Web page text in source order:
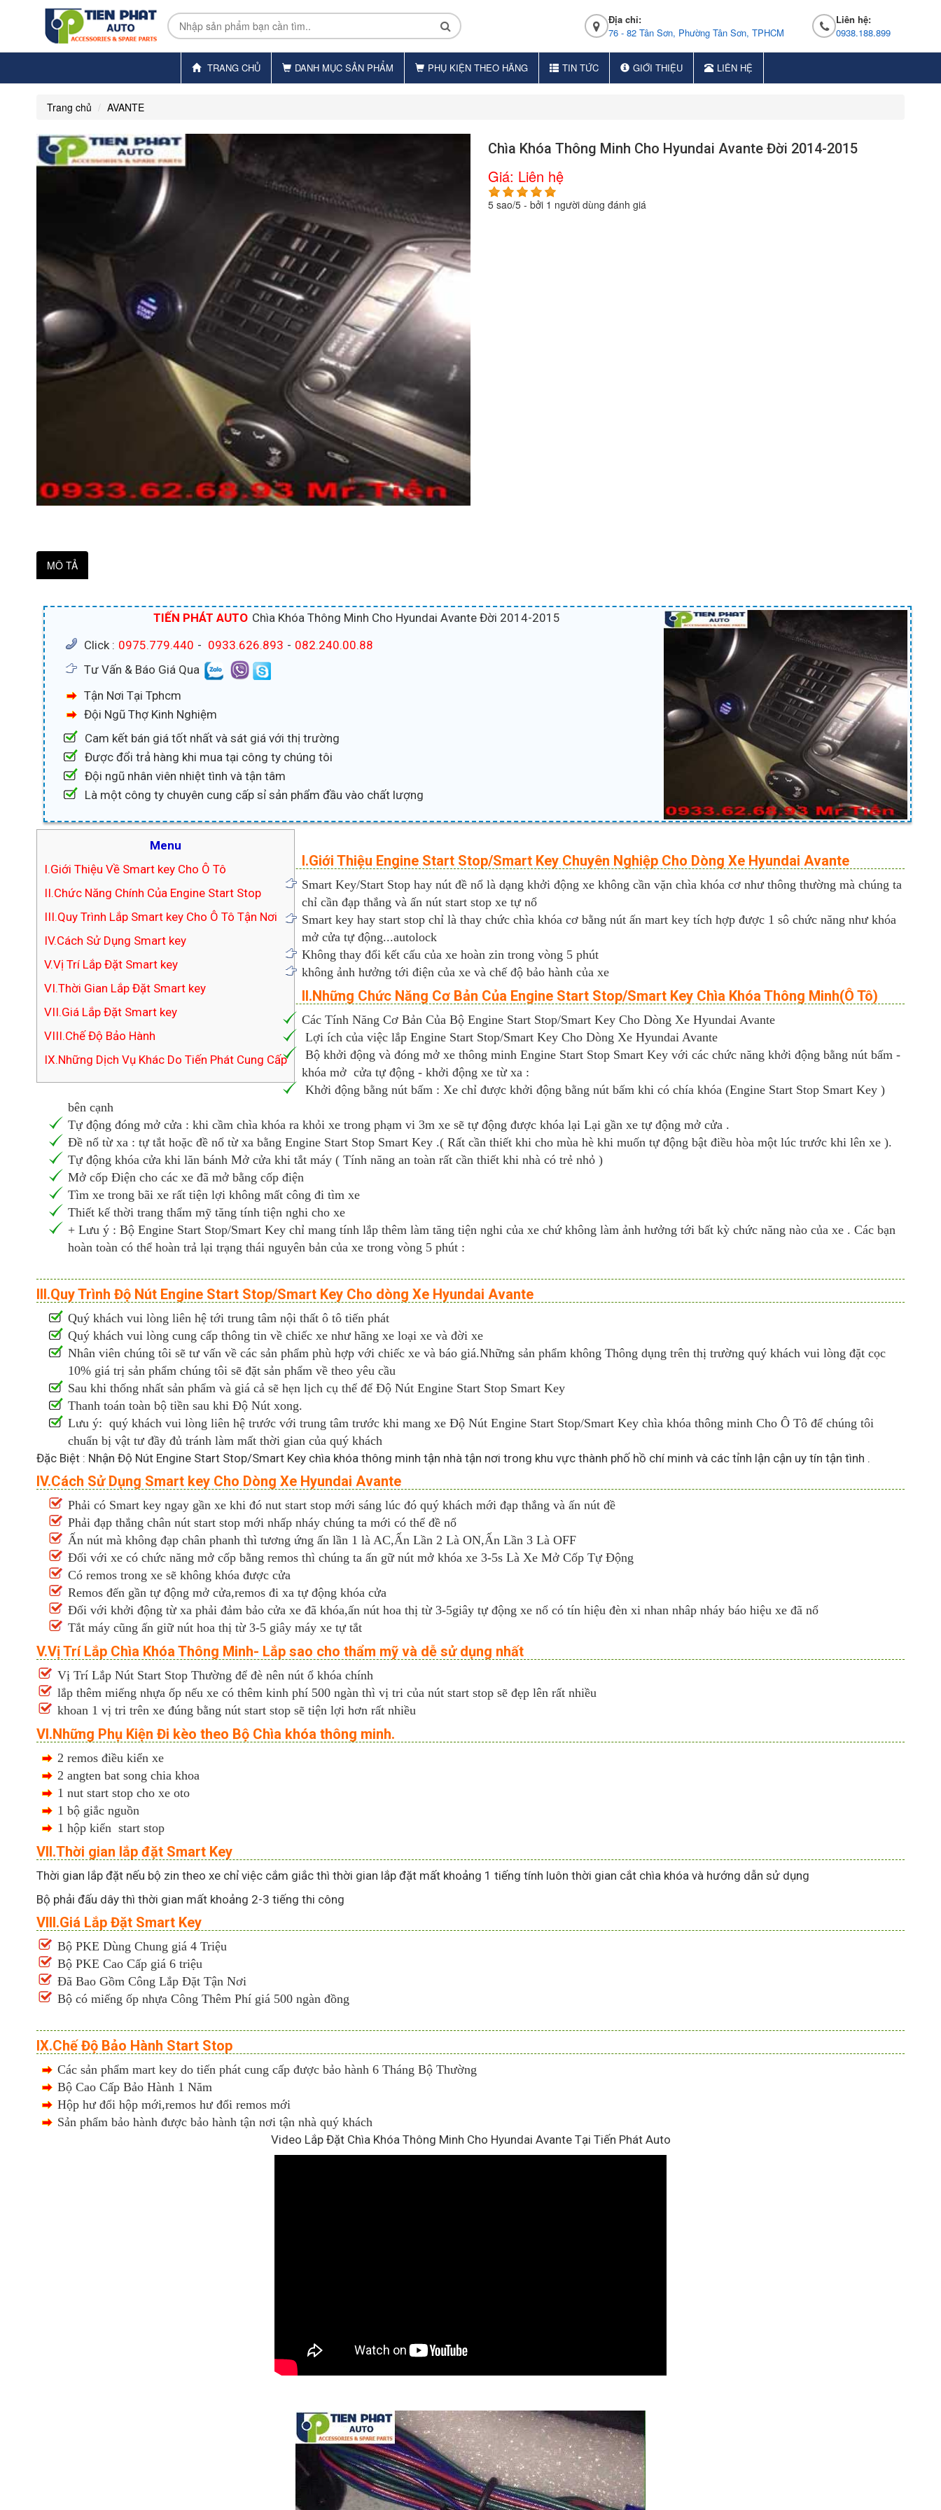
Địa chỉ:
76 - 82 Tân Sơn, Phường Tân Sơn, TPHCM
Liên hệ:
0938.188.899
TRANG CHỦ DANH MỤC SẢN PHẨM PHỤ KIỆN THEO HÃNG TIN TỨC GIỚI THIỆU LIÊN HỆ
Trang chủ AVANTE
Chìa Khóa Thông Minh Cho Hyundai Avante Đời 2014-2015
Giá: Liên hệ
5sao/5- bởi 1 người dùng đánh giá
MÔ TẢ
TIẾN PHÁT AUTO Chìa Khóa Thông Minh Cho Hyundai Avante Đời 2014-2015
Click : 0975.779.440 - 0933.626.893 - 082.240.00.88
Tư Vấn & Báo Giá Qua
Tận Nơi Tại Tphcm
Đội Ngũ Thợ Kinh Nghiệm
Cam kết bán giá tốt nhất và sát giá với thị trường
Được đổi trả hàng khi mua tại công ty chúng tôi
Đội ngũ nhân viên nhiệt tình và tận tâm
Là một công ty chuyên cung cấp sỉ sản phẩm đầu vào chất lượng
Menu
I.Giới Thiệu Về Smart key Cho Ô Tô
II.Chức Năng Chính Của Engine Start Stop
III.Quy Trình Lắp Smart key Cho Ô Tô Tận Nơi
IV.Cách Sử Dụng Smart key
V.Vị Trí Lắp Đặt Smart key
VI.Thời Gian Lắp Đặt Smart key
VII.Giá Lắp Đặt Smart key
VIII.Chế Độ Bảo Hành
IX.Những Dịch Vụ Khác Do Tiến Phát Cung Cấp
I.Giới Thiệu Engine Start Stop/Smart Key Chuyên Nghiệp Cho Dòng Xe Hyundai Avante
Smart Key/Start Stop hay nút đề nổ là dạng khởi động xe không cần vặn chìa khóa cơ như thông thường mà chúng ta
chỉ cần đạp thắng và ấn nút start stop xe tự nổ
Smart key hay start stop chỉ là thay chức chìa khóa cơ bằng nút ấn mart key tích hợp được 1 sô chức năng như khóa
mở cửa tự động...autolock
Không thay đổi kết cấu của xe hoàn zin trong vòng 5 phút
không ảnh hưởng tới điện của xe và chế độ bảo hành của xe
II.Những Chức Năng Cơ Bản Của Engine Start Stop/Smart Key Chìa Khóa Thông Minh(Ô Tô)
Các Tính Năng Cơ Bản Của Bộ Engine Start Stop/Smart Key Cho Dòng Xe Hyundai Avante
Lợi ích của việc lắp Engine Start Stop/Smart Key Cho Dòng Xe Hyundai Avante
Bộ khởi động và đóng mở xe thông minh Engine Start Stop Smart Key với các chức năng khởi động bằng nút bấm -
khóa mở cửa tự động - khởi động xe từ xa :
Khởi động bằng nút bấm : Xe chỉ được khởi động bằng nút bấm khi có chía khóa (Engine Start Stop Smart Key )
bên cạnh
Tự động đóng mở cửa : khi cầm chìa khóa ra khỏi xe trong phạm vi 3m xe sẽ tự động được khóa lại Lại gần xe tự động mở cửa .
Đề nổ từ xa : tự tắt hoặc đề nổ từ xa bằng Engine Start Stop Smart Key .( Rất cần thiết khi cho mùa hè khi muốn tự động bật điều hòa một lúc trước khi lên xe ).
Tự động khóa cửa khi lăn bánh Mở cửa khi tắt máy ( Tính năng an toàn rất cần thiết khi nhà có trẻ nhỏ )
Mở cốp Điện cho các xe đã mở bằng cốp điện
Tìm xe trong bãi xe rất tiện lợi không mất công đi tìm xe
Thiết kế thời trang thẩm mỹ tăng tính tiện nghi cho xe
+ Lưu ý : Bộ Engine Start Stop/Smart Key chỉ mang tính lắp thêm làm tăng tiện nghi của xe chứ không làm ảnh hưởng tới bất kỳ chức năng nào của xe . Các bạn
hoàn toàn có thể hoàn trả lại trạng thái nguyên bản của xe trong vòng 5 phút :
III.Quy Trình Độ Nút Engine Start Stop/Smart Key Cho dòng Xe Hyundai Avante
Quý khách vui lòng liên hệ tới trung tâm nội thất ô tô tiến phát
Quý khách vui lòng cung cấp thông tin về chiếc xe như hãng xe loại xe và đời xe
Nhân viên chúng tôi sẽ tư vấn về các sản phẩm phù hợp với chiếc xe và báo giá.Những sản phẩm không Thông dụng trên thị trường quý khách vui lòng đặt cọc
10% giá trị sản phẩm chúng tôi sẽ đặt sản phẩm về theo yêu cầu
Sau khi thống nhất sản phẩm và giá cả sẽ hẹn lịch cụ thể để Độ Nút Engine Start Stop Smart Key
Thanh toán toàn bộ tiền sau khi Độ Nút xong.
Lưu ý: quý khách vui lòng liên hệ trước với trung tâm trước khi mang xe Độ Nút Engine Start Stop/Smart Key chìa khóa thông minh Cho Ô Tô để chúng tôi
chuẩn bị vật tư đầy đủ tránh làm mất thời gian của quý khách
Đặc Biệt : Nhận Độ Nút Engine Start Stop/Smart Key chìa khóa thông minh tận nhà tận nơi trong khu vực thành phố hồ chí minh và các tỉnh lận cận uy tín tận tình .
IV.Cách Sử Dụng Smart key Cho Dòng Xe Hyundai Avante
Phải có Smart key ngay gần xe khi đó nut start stop mới sáng lúc đó quý khách mới đạp thắng và ấn nút đề
Phải đạp thắng chân nút start stop mới nhấp nháy chúng ta mới có thể đề nổ
Ấn nút mà không đạp chân phanh thì tương ứng ấn lần 1 là AC,Ấn Lần 2 Là ON,Ấn Lần 3 Là OFF
Đối với xe có chức năng mở cốp bằng remos thì chúng ta ấn gữ nút mở khóa xe 3-5s Là Xe Mở Cốp Tự Động
Có remos trong xe sẽ không khóa được cửa
Remos đến gần tự động mở cửa,remos đi xa tự động khóa cửa
Đối với khởi động từ xa phải đảm bảo cửa xe đã khóa,ấn nút hoa thị từ 3-5giây tự động xe nổ có tín hiệu đèn xi nhan nhâp nháy báo hiệu xe đã nổ
Tắt máy cũng ấn giữ nút hoa thị từ 3-5 giây máy xe tự tắt
V.Vị Trí Lắp Chìa Khóa Thông Minh- Lắp sao cho thẩm mỹ và dễ sử dụng nhất
Vị Trí Lắp Nút Start Stop Thường để đè nên nút ổ khóa chính
lắp thêm miếng nhựa ốp nếu xe có thêm kinh phí 500 ngàn thì vị tri của nút start stop sẽ đẹp lên rất nhiều
khoan 1 vị tri trên xe đúng bằng nút start stop sẽ tiện lợi hơn rất nhiều
VI.Những Phụ Kiện Đi kèo theo Bộ Chìa khóa thông minh.
2 remos điều kiển xe
2 angten bat song chia khoa
1 nut start stop cho xe oto
1 bộ giắc nguồn
1 hộp kiển start stop
VII.Thời gian lắp đặt Smart Key
Thời gian lắp đặt nếu bộ zin theo xe chỉ việc cắm giắc thì thời gian lắp đặt mất khoảng 1 tiếng tính luôn thời gian cắt chìa khóa và hướng dẫn sử dụng
Bộ phải đấu dây thì thời gian mất khoảng 2-3 tiếng thi công
VIII.Giá Lắp Đặt Smart Key
Bộ PKE Dùng Chung giá 4 Triệu
Bộ PKE Cao Cấp giá 6 triệu
Đã Bao Gồm Công Lắp Đặt Tận Nơi
Bộ có miếng ốp nhựa Công Thêm Phí giá 500 ngàn đồng
IX.Chế Độ Bảo Hành Start Stop
Các sản phẩm mart key do tiến phát cung cấp được bảo hành 6 Tháng Bộ Thường
Bộ Cao Cấp Bảo Hành 1 Năm
Hộp hư đổi hộp mới,remos hư đổi remos mới
Sản phẩm bảo hành được bảo hành tận nơi tận nhà quý khách
Video Lắp Đặt Chìa Khóa Thông Minh Cho Hyundai Avante Tại Tiến Phát Auto